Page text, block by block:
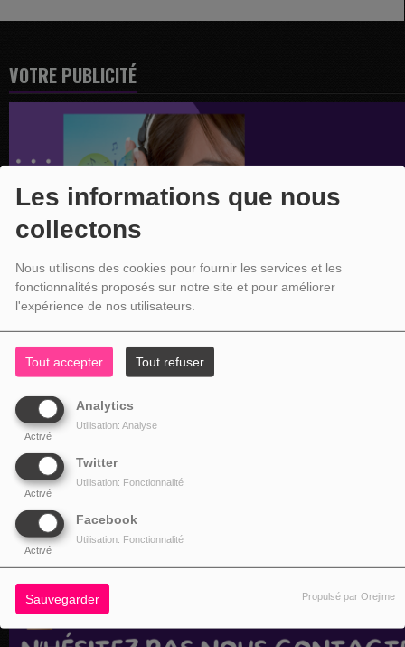
Les informations que nous
collectons
Nous utilisons des cookies pour fournir les services et les
fonctionnalités proposés sur notre site et pour améliorer
l'expérience de nos utilisateurs.
Tout accepter Tout refuser
Analytics
Activé
Utilisation: Analyse
Twitter
Activé
Utilisation: Fonctionnalité
Facebook
Activé
Utilisation: Fonctionnalité
Sauvegarder Propulsé par Orejime
VOTRE PUBLICITÉ